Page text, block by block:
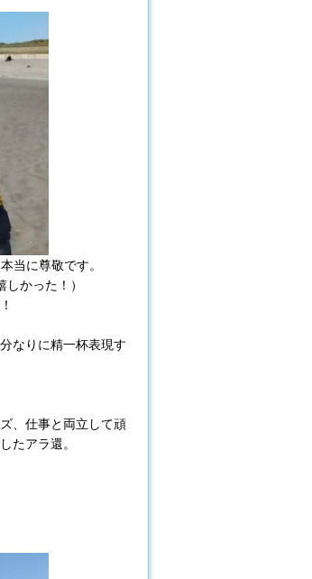
当に尊敬です。
かった！）
なりに精一杯表現す
、仕事と両立して頑
たアラ還。